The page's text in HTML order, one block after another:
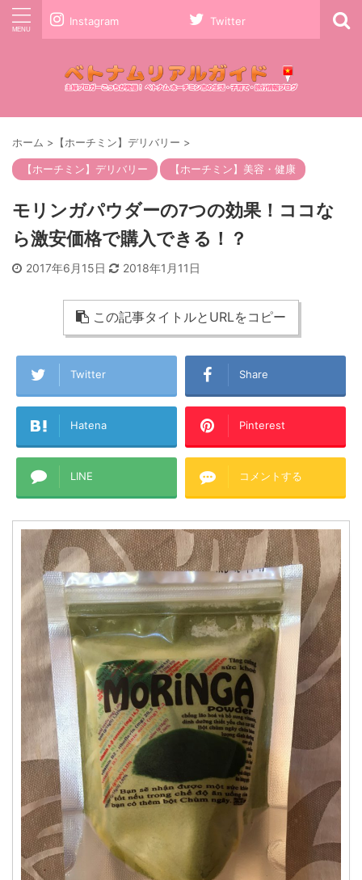
Instagram Twitter
ホーム > 【ホーチミン】デリバリー >
【ホーチミン】デリバリー 【ホーチミン】美容・健康
モリンガパウダーの7つの効果！ココな
ら激安価格で購入できる！？
2017年6月15日 2018年1月11日
この記事タイトルとURLをコピー
Twitter Share
Hatena Pinterest
LINE コメントする